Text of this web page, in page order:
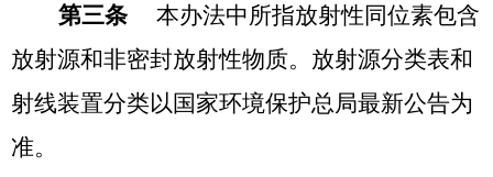
第三条 本办法中所指放射性同位素包含
放射源和非密封放射性物质。放射源分类表和
射线装置分类以国家环境保护总局最新公告为
准。